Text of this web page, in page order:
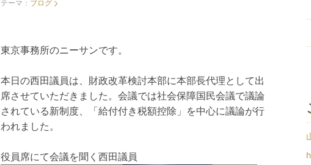
テーマ： ブログ
東京事務所のニーサンです。
本日の西田議員は、財政改革検討本部に本部長代理として出
席させていただきました。会議では社会保障国民会議で議論
されている新制度、「給付付き税額控除」を中心に議論が行
われました。
役員席にて会議を聞く西田議員